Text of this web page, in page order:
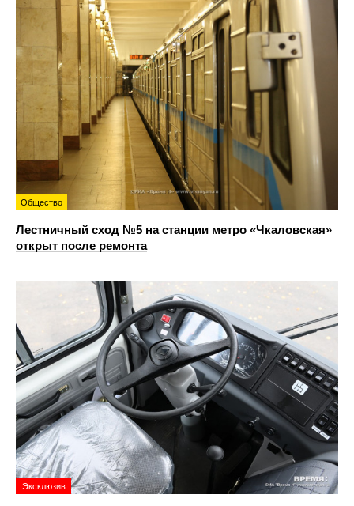
Общество
Лестничный сход №5 на станции метро «Чкаловская»
открыт после ремонта
Эксклюзив